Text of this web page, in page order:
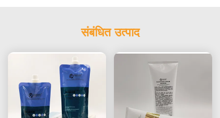
संबंधित उत्पाद